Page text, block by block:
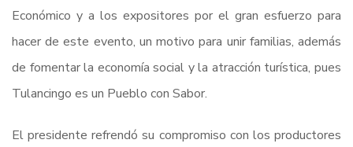
Económico y a los expositores por el gran esfuerzo para
hacer de este evento, un motivo para unir familias, además
de fomentar la economía social y la atracción turística, pues
Tulancingo es un Pueblo con Sabor.
El presidente refrendó su compromiso con los productores